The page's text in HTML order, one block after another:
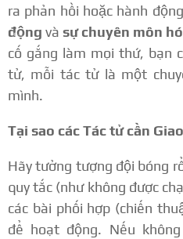
ra phản hồi hoặc hành
động vàsự chuyên môn
cố gắng làm mọi thứ, bạn
tử, mỗi tác tử là một
mình.
Tại sao các Tác tử cần
Hãy tưởng tượng đội bóng
quy tắc (như không được
các bài phối hợp (chiến
để hoạt động. Nếu